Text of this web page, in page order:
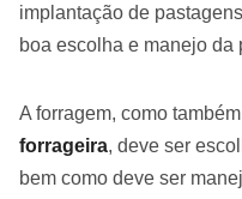
implantação de
boa escolha e manejo da
A forragem, como
forrageira, deve ser
bem como deve ser